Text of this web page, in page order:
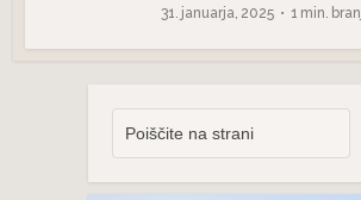
31. januarja, 2025 1 min.